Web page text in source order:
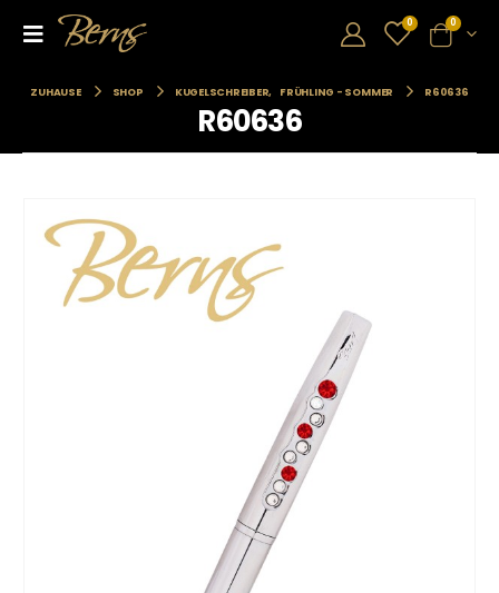
0 0
ZUHAUSE SHOP KUGELSCHREIBER, FRÜHLING - SOMMER R60636
R60636